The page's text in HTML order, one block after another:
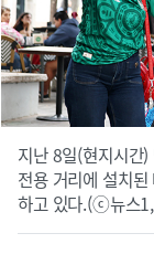
지난 8일(현지시간
전용 거리에 설치
하고 있다.(ⓒ뉴스